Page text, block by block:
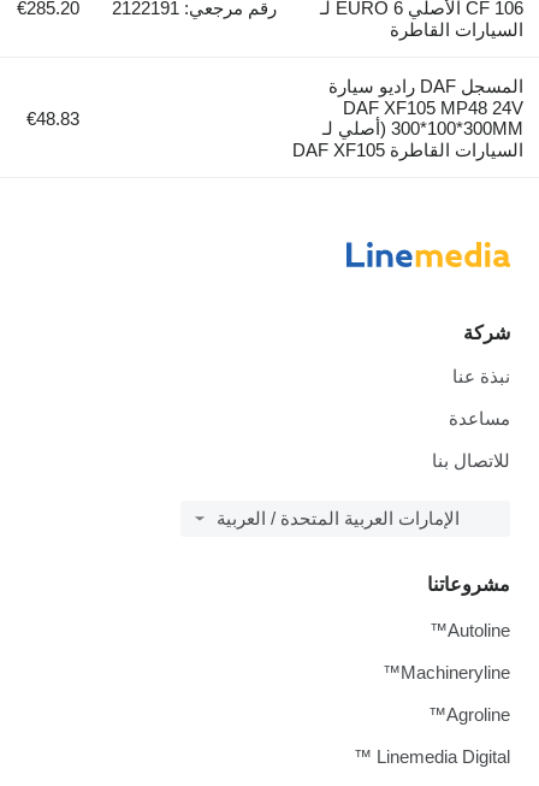
CF 106 الأصلي EURO 6 لـ
السيارات القاطرة
رقم مرجعي: 2122191 €285.20
المسجل DAF راديو سيارة
DAF XF105 MP48 24V
300*100*300MM (أصلي لـ
السيارات القاطرة DAF XF105
€48.83
شركة
نبذة عنا
مساعدة
للاتصال بنا
الإمارات العربية المتحدة / العربية
مشروعاتنا
Autoline™
Machineryline™
Agroline™
Linemedia Digital ™